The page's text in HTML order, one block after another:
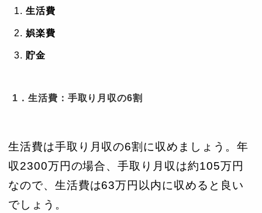
生活費
娯楽費
貯金
1．生活費：手取り月収の6割
生活費は手取り月収の6割に収めましょう。年
収2300万円の場合、手取り月収は約105万円
なので、生活費は63万円以内に収めると良い
でしょう。